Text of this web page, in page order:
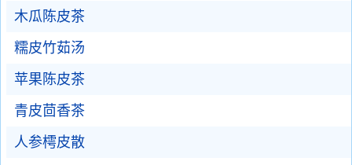
木瓜陈皮茶
糯皮竹茹汤
苹果陈皮茶
青皮茴香茶
人参樗皮散